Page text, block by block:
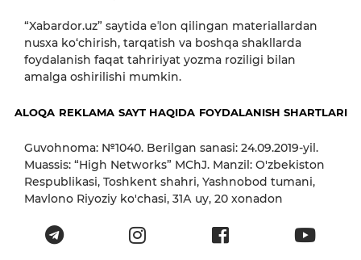
“Xabardor.uz” saytida eʼlon qilingan materiallardan
nusxa ko‘chirish, tarqatish va boshqa shakllarda
foydalanish faqat tahririyat yozma roziligi bilan
amalga oshirilishi mumkin.
ALOQA REKLAMA SAYT HAQIDA FOYDALANISH SHARTLARI
Guvohnoma: №1040. Berilgan sanasi: 24.09.2019-yil.
Muassis: “High Networks” MChJ. Manzil: O'zbekiston
Respublikasi, Toshkent shahri, Yashnobod tumani,
Mavlono Riyoziy ko'chasi, 31А uy, 20 xonadon